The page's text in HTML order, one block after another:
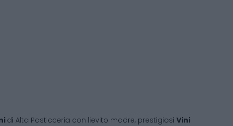
di Alta Pasticceria con lievito madre, prestigiosi Vini